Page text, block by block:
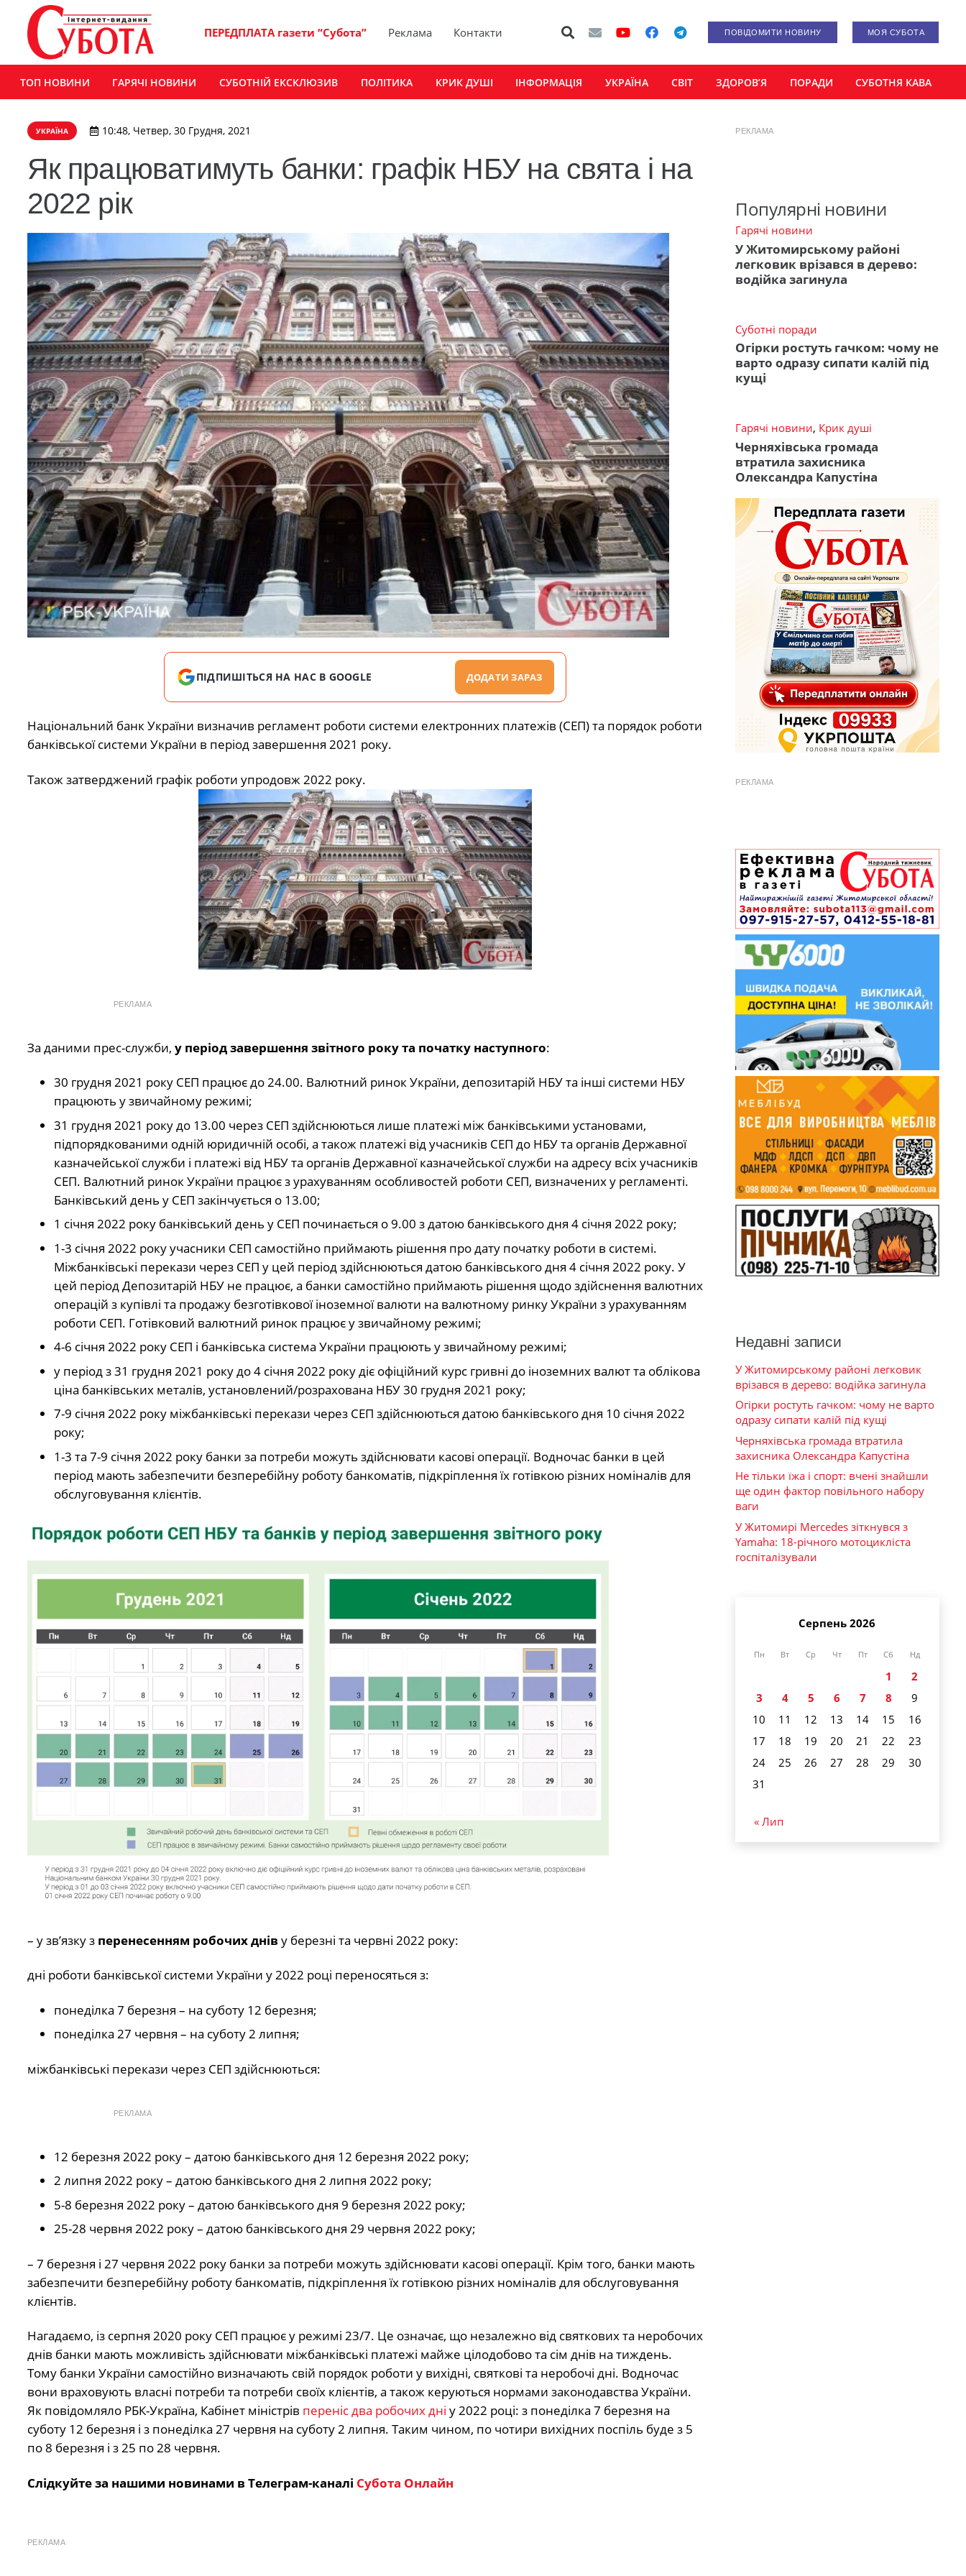
ПЕРЕДПЛАТА газети “Субота” Реклама Контакти ПОВІДОМИТИ НОВИНУ МОЯ СУБОТА
ТОП НОВИНИ ГАРЯЧІ НОВИНИ СУБОТНІЙ ЕКСКЛЮЗИВ ПОЛІТИКА КРИК ДУШІ ІНФОРМАЦІЯ УКРАЇНА СВІТ ЗДОРОВ’Я ПОРАДИ СУБОТНЯ КАВА
УКРАЇНА 10:48, Четвер, 30 Грудня, 2021
Як працюватимуть банки: графік НБУ на свята і на
2022 рік
ПІДПИШІТЬСЯ НА НАС В GOOGLE ДОДАТИ ЗАРАЗ
Національний банк України визначив регламент роботи системи електронних платежів (СЕП) та порядок роботи
банківської системи України в період завершення 2021 року.
Також затверджений графік роботи упродовж 2022 року.
РЕКЛАМА
За даними прес-служби, у період завершення звітного року та початку наступного:
30 грудня 2021 року СЕП працює до 24.00. Валютний ринок України, депозитарій НБУ та інші системи НБУ
працюють у звичайному режимі;
31 грудня 2021 року до 13.00 через СЕП здійснюються лише платежі між банківськими установами,
підпорядкованими одній юридичній особі, а також платежі від учасників СЕП до НБУ та органів Державної
казначейської служби і платежі від НБУ та органів Державної казначейської служби на адресу всіх учасників
СЕП. Валютний ринок України працює з урахуванням особливостей роботи СЕП, визначених у регламенті.
Банківський день у СЕП закінчується о 13.00;
1 січня 2022 року банківський день у СЕП починається о 9.00 з датою банківського дня 4 січня 2022 року;
1-3 січня 2022 року учасники СЕП самостійно приймають рішення про дату початку роботи в системі.
Міжбанківські перекази через СЕП у цей період здійснюються датою банківського дня 4 січня 2022 року. У
цей період Депозитарій НБУ не працює, а банки самостійно приймають рішення щодо здійснення валютних
операцій з купівлі та продажу безготівкової іноземної валюти на валютному ринку України з урахуванням
роботи СЕП. Готівковий валютний ринок працює у звичайному режимі;
4-6 січня 2022 року СЕП і банківська система України працюють у звичайному режимі;
у період з 31 грудня 2021 року до 4 січня 2022 року діє офіційний курс гривні до іноземних валют та облікова
ціна банківських металів, установлений/розрахована НБУ 30 грудня 2021 року;
7-9 січня 2022 року міжбанківські перекази через СЕП здійснюються датою банківського дня 10 січня 2022
року;
1-3 та 7-9 січня 2022 року банки за потреби можуть здійснювати касові операції. Водночас банки в цей
період мають забезпечити безперебійну роботу банкоматів, підкріплення їх готівкою різних номіналів для
обслуговування клієнтів.
– у зв’язку з перенесенням робочих дніву березні та червні 2022 року:
дні роботи банківської системи України у 2022 році переносяться з:
понеділка 7 березня – на суботу 12 березня;
понеділка 27 червня – на суботу 2 липня;
міжбанківські перекази через СЕП здійснюються:
РЕКЛАМА
12 березня 2022 року – датою банківського дня 12 березня 2022 року;
2 липня 2022 року – датою банківського дня 2 липня 2022 року;
5-8 березня 2022 року – датою банківського дня 9 березня 2022 року;
25-28 червня 2022 року – датою банківського дня 29 червня 2022 року;
– 7 березня і 27 червня 2022 року банки за потреби можуть здійснювати касові операції. Крім того, банки мають
забезпечити безперебійну роботу банкоматів, підкріплення їх готівкою різних номіналів для обслуговування
клієнтів.
Нагадаємо, із серпня 2020 року СЕП працює у режимі 23/7. Це означає, що незалежно від святкових та неробочих
днів банки мають можливість здійснювати міжбанківські платежі майже цілодобово та сім днів на тиждень.
Тому банки України самостійно визначають свій порядок роботи у вихідні, святкові та неробочі дні. Водночас
вони враховують власні потреби та потреби своїх клієнтів, а також керуються нормами законодавства України.
Як повідомляло РБК-Україна, Кабінет міністрів переніс два робочих дні у 2022 році: з понеділка 7 березня на
суботу 12 березня і з понеділка 27 червня на суботу 2 липня. Таким чином, по чотири вихідних поспіль буде з 5
по 8 березня і з 25 по 28 червня.
Слідкуйте за нашими новинами в Телеграм-каналі Субота Онлайн
РЕКЛАМА
РЕКЛАМА
Популярні новини
Гарячі новини
У Житомирському районі
легковик врізався в дерево:
водійка загинула
Суботні поради
Огірки ростуть гачком: чому не
варто одразу сипати калій під
кущі
Гарячі новини, Крик душі
Черняхівська громада
втратила захисника
Олександра Капустіна
РЕКЛАМА
Недавні записи
У Житомирському районі легковик
врізався в дерево: водійка загинула
Огірки ростуть гачком: чому не варто
одразу сипати калій під кущі
Черняхівська громада втратила
захисника Олександра Капустіна
Не тільки їжа і спорт: вчені знайшли
ще один фактор повільного набору
ваги
У Житомирі Mercedes зіткнувся з
Yamaha: 18-річного мотоцикліста
госпіталізували
Серпень 2026
Пн Вт Ср Чт Пт Сб Нд
1
2
3
4 5 6 7 8
9
10
11 12 13 14 15
16
17
18 19 20 21 22
23
24
25 26 27 28 29
30
31
« Лип